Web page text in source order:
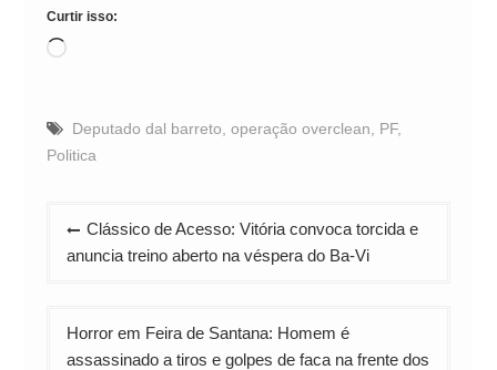
Curtir isso:
Carregando...
Deputado dal barreto operação overclean PF,
Politica
Navegação
de
Clássico de Acesso: Vitória convoca torcida e
anuncia treino aberto na véspera do Ba-Vi
Horror em Feira de Santana: Homem é
assassinado a tiros e golpes de faca na frente dos